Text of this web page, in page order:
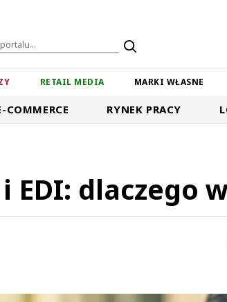
RETAIL MEDIA MARKI WŁASNE
COMMERCE RYNEK PRACY
EDI: dlaczego